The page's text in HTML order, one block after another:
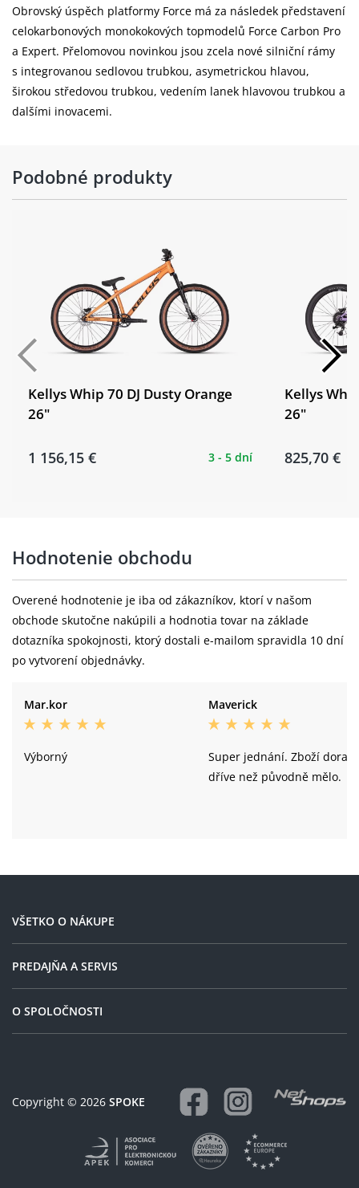
Obrovský úspěch platformy Force má za následek představení
celokarbonových monokokových topmodelů Force Carbon Pro
a Expert. Přelomovou novinkou jsou zcela nové silniční rámy
s integrovanou sedlovou trubkou, asymetrickou hlavou,
širokou středovou trubkou, vedením lanek hlavovou trubkou a
dalšími inovacemi.
Podobné produkty
Kellys Whip 70 DJ Dusty Orange
26"
1 156,15 € 3 - 5 dní
Kellys
26"
825,70 €
Hodnotenie obchodu
Overené hodnotenie je iba od zákazníkov, ktorí v našom
obchode skutočne nakúpili a hodnotia tovar na základe
dotazníka spokojnosti, ktorý dostali e-mailom spravidla 10 dní
po vytvorení objednávky.
Mar.kor
Výborný
Maverick
Super jednání. Zboží
dříve než původně mělo.
VŠETKO O NÁKUPE
PREDAJŇA A SERVIS
O SPOLOČNOSTI
Copyright © 2026 SPOKE